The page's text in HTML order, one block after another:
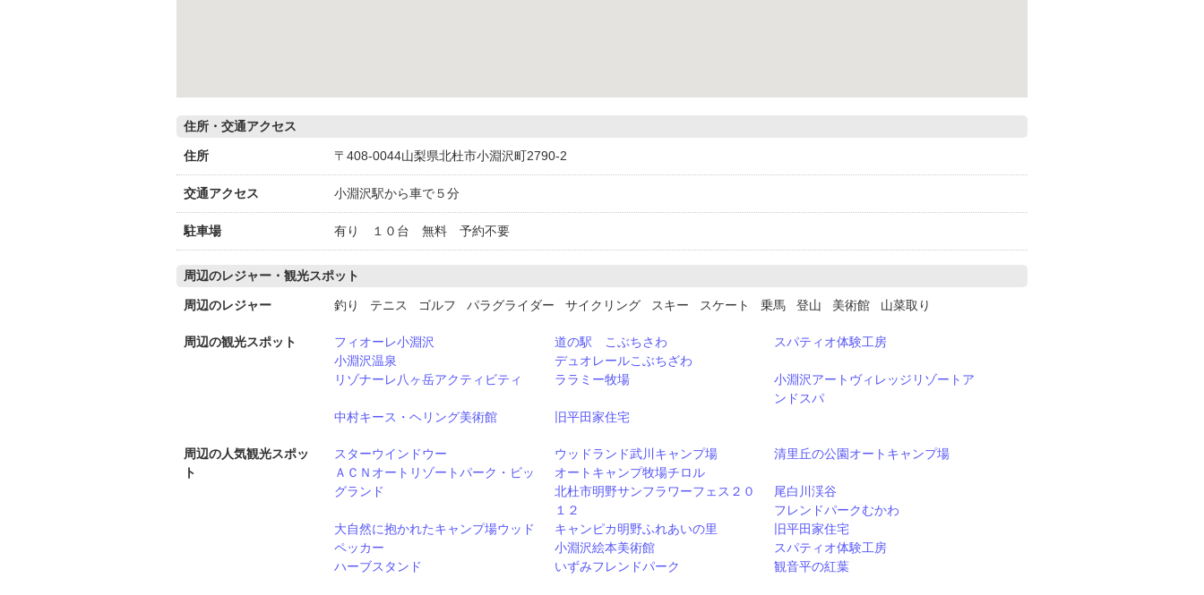
住所・交通アクセス
住所 〒408-0044山梨県北杜市小淵沢町2790-2
交通アクセス 小淵沢駅から車で５分
駐車場 有り １０台 無料 予約不要
周辺のレジャー・観光スポット
周辺のレジャー 釣り テニス ゴルフ パラグライダー サイクリング スキー スケート 乗馬 登山 美術館 山菜取り
周辺の観光スポット フィオーレ小淵沢 道の駅 こぶちさわ
スパティオ体験工房
小淵沢温泉
デュオレールこぶちざわ
リゾナーレ八ヶ岳アクティビティ
ララミー牧場
小淵沢アートヴィレッジリゾートア
ンドスパ
中村キース・ヘリング美術館
旧平田家住宅
周辺の人気観光スポッ
ト
スターウインドウー ウッドランド武川キャンプ場
清里丘の公園オートキャンプ場
ＡＣＮオートリゾートパーク・ビッ
グランド
オートキャンプ牧場チロル
北杜市明野サンフラワーフェス２０
１２
尾白川渓谷
フレンドパークむかわ
大自然に抱かれたキャンプ場ウッド
ペッカー
キャンピカ明野ふれあいの里
旧平田家住宅
小淵沢絵本美術館
スパティオ体験工房
ハーブスタンド
いずみフレンドパーク 観音平の紅葉